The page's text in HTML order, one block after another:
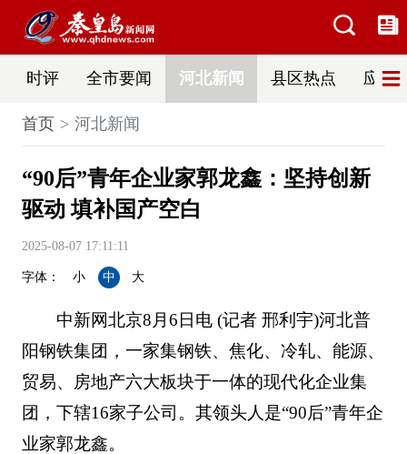
时评 全市要闻 河北新闻 县区热点 应急
首页 河北新闻
“90后”青年企业家郭龙鑫：坚持创新
驱动 填补国产空白
2025-08-07 17:11:11
字体： 小 中 大
中新网北京8月6日电 (记者 邢利宇)河北普
阳钢铁集团，一家集钢铁、焦化、冷轧、能源、
贸易、房地产六大板块于一体的现代化企业集
团，下辖16家子公司。其领头人是“90后”青年企
业家郭龙鑫。